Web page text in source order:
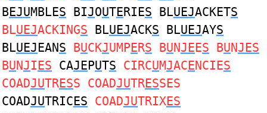
BEJUMBLES BIJOUTERIES BLUEJACKETS
BLUEJACKINGS BLUEJACKS BLUEJAYS
BLUEJEANS BUCKJUMPERS BUNJEES BUNJES
BUNJIES CAJEPUTS CIRCUMJACENCIES
COADJUTRESS COADJUTRESSES
COADJUTRICES COADJUTRIXES